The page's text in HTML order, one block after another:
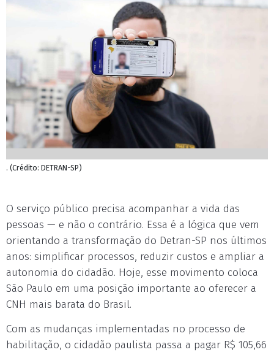
. (Crédito: DETRAN-SP)
O serviço público precisa acompanhar a vida das
pessoas — e não o contrário. Essa é a lógica que vem
orientando a transformação do Detran-SP nos últimos
anos: simplificar processos, reduzir custos e ampliar a
autonomia do cidadão. Hoje, esse movimento coloca
São Paulo em uma posição importante ao oferecer a
CNH mais barata do Brasil.
Com as mudanças implementadas no processo de
habilitação, o cidadão paulista passa a pagar R$ 105,66